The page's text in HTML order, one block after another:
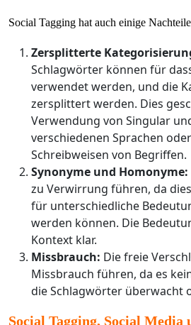
Social Tagging hat auch einige
Zersplitterte
Schlagwörter können für
verwendet werden, und die
zersplittert werden. Dies
Verwendung von Singular
verschiedenen Sprachen
Schreibweisen von Begriffen.
Synonyme und Homonyme:
zu Verwirrung führen, da
für unterschiedliche
werden können. Die
Kontext klar.
Missbrauch: Die freie
Missbrauch führen, da es
die Schlagwörter überwacht
Social Tagging, Social Media